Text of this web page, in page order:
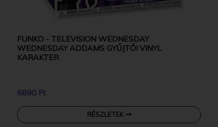
FUNKO - TELEVISION WEDNESDAY
WEDNESDAY ADDAMS GYŰJTŐI VINYL
KARAKTER
6890 Ft
RÉSZLETEK